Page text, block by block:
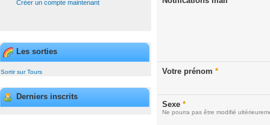
Créer un compte maintenant
Les sorties
Sortir sur Tours
Derniers inscrits
Votre prénom *
Sexe *
Ne pourra pas être modifié